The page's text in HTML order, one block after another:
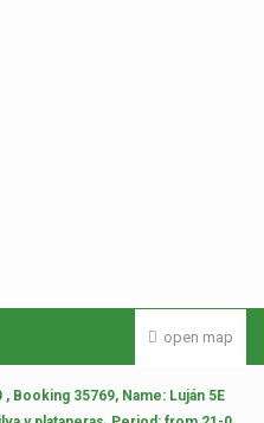
open map
Booking 35769, Name: Luján 5E